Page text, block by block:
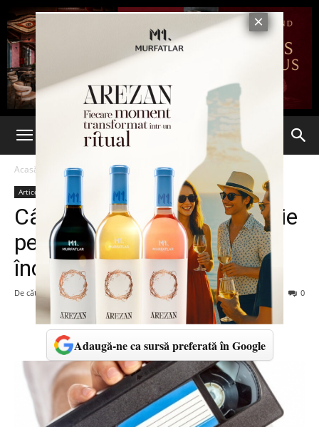
Acasă Articole
Articole
Cât pe ce să intre în puşcărie
pentru o casetă VHS
închiriată
De către 30 martie 2016 0
Adaugă-ne ca sursă preferată în Google